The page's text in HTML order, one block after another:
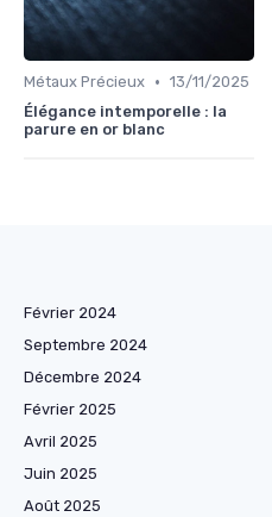
Métaux Précieux • 13/11/2025
Élégance intemporelle : la
parure en or blanc
Février 2024
Septembre 2024
Décembre 2024
Février 2025
Avril 2025
Juin 2025
Août 2025